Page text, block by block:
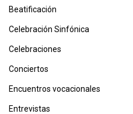
Beatificación
Celebración Sinfónica
Celebraciones
Conciertos
Encuentros vocacionales
Entrevistas